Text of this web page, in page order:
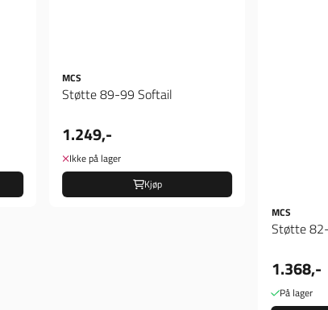
MCS
Støtte 89-99 Softail
1.249,-
Ikke på lager
Kjøp
MCS
Støtte
1.368,-
På lager